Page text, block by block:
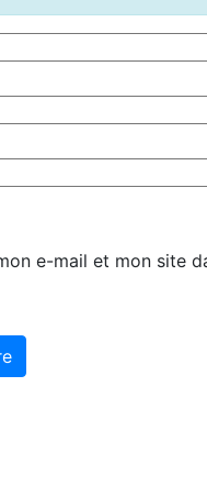
e-mail et mon site